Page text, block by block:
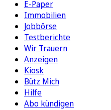
E-Paper
Immobilien
Jobbörse
Testberichte
Wir Trauern
Anzeigen
Kiosk
Bütz Mich
Hilfe
Abo kündigen